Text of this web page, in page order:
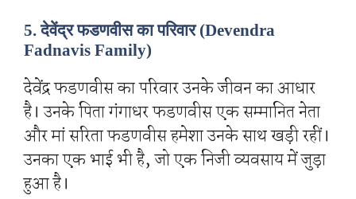
5. देवेंद्र फडणवीस का परिवार (Devendra
Fadnavis Family)
देवेंद्र फडणवीस का परिवार उनके जीवन का आधार
है। उनके पिता गंगाधर फडणवीस एक सम्मानित नेता
और मां सरिता फडणवीस हमेशा उनके साथ खड़ी रहीं।
उनका एक भाई भी है, जो एक निजी व्यवसाय में जुड़ा
हुआ है।